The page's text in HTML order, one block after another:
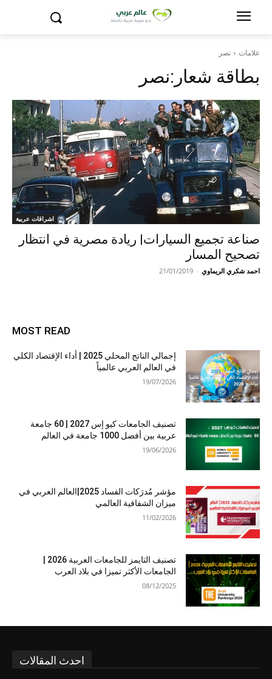
علامات نصر
بطاقة شعار:نصر
اشراقات عربية
صناعة تجميع السيارات| ريادة مصرية في انتظار
تصحيح المسار
احمد شكري الريماوي -
21/01/2019
MOST READ
إجمالي الناتج المحلي 2025 | أداء الإقتصاد الكلي
في العالم العربي عالمياً
19/07/2026
تصنيف الجامعات كيو إس 2027 | 60 جامعة
عربية بين أفضل 1000 جامعة في العالم
19/06/2026
مؤشر مُدرَكات الفساد 2025|العالم العربي في
ميزان الشفافية العالمي
11/02/2026
الجامعات الأكثر تميزا في بلاد العرب
08/12/2025
احدث المقالات